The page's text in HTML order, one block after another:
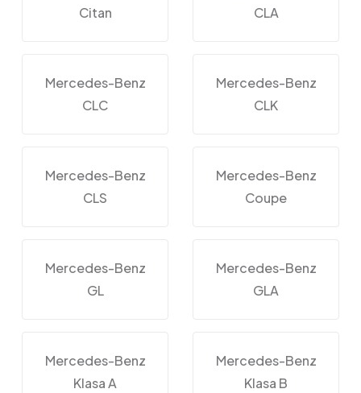
Citan
CLA
Mercedes-Benz
CLC
Mercedes-Benz
CLK
Mercedes-Benz
CLS
Mercedes-Benz
Coupe
Mercedes-Benz
GL
Mercedes-Benz
GLA
Mercedes-Benz
Klasa A
Mercedes-Benz
Klasa B